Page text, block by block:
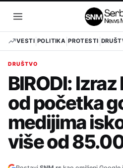
sadržaj
Otvori
meni
VESTI POLITIKA PROTESTI
DRUŠTVO
BIRODI:
od početka
medijima
više od